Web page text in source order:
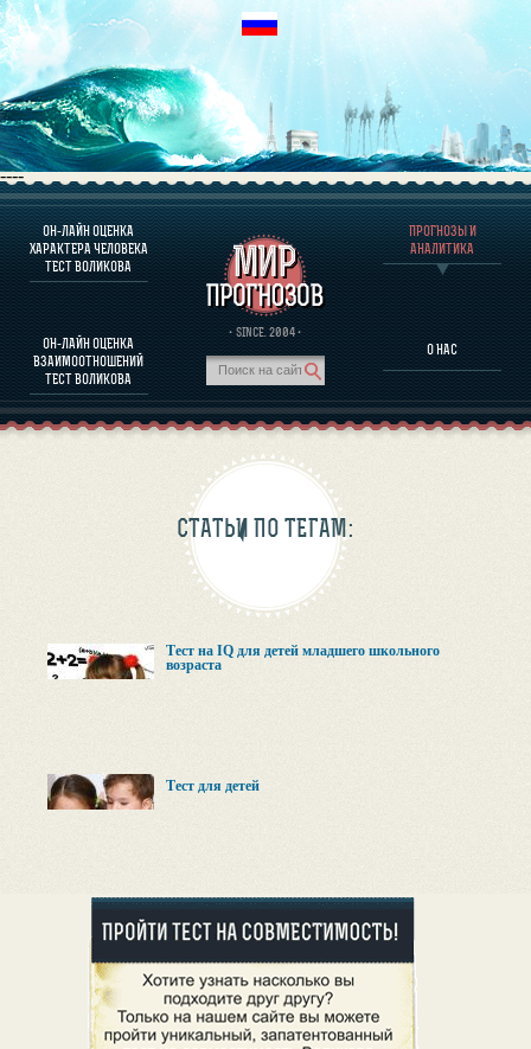
----
ОН-ЛАЙН ОЦЕНКА
ХАРАКТЕРА ЧЕЛОВЕКА
ТЕСТ ВОЛИКОВА
ОН-ЛАЙН ОЦЕНКА
ВЗАИМООТНОШЕНИЙ
ТЕСТ ВОЛИКОВА
· SINCE. 2004 ·
ПРОГНОЗЫ И
АНАЛИТИКА
О НАС
О ПРОГРАММЕ
ОЦЕНКА ХАРАКТЕРA ЧЕЛОВЕКА
ОЦЕНКА ХАРАКТЕРА ВЫДАЮЩИХСЯ ЛИЧНОСТЕЙ
О ПРОГРАММЕ
ПРОГНОЗЫ И АНАЛИТИКА
СТАТЬИ ПО ТЕГАМ:
Тест на IQ для детей младшего школьного
возраста
Тест для детей